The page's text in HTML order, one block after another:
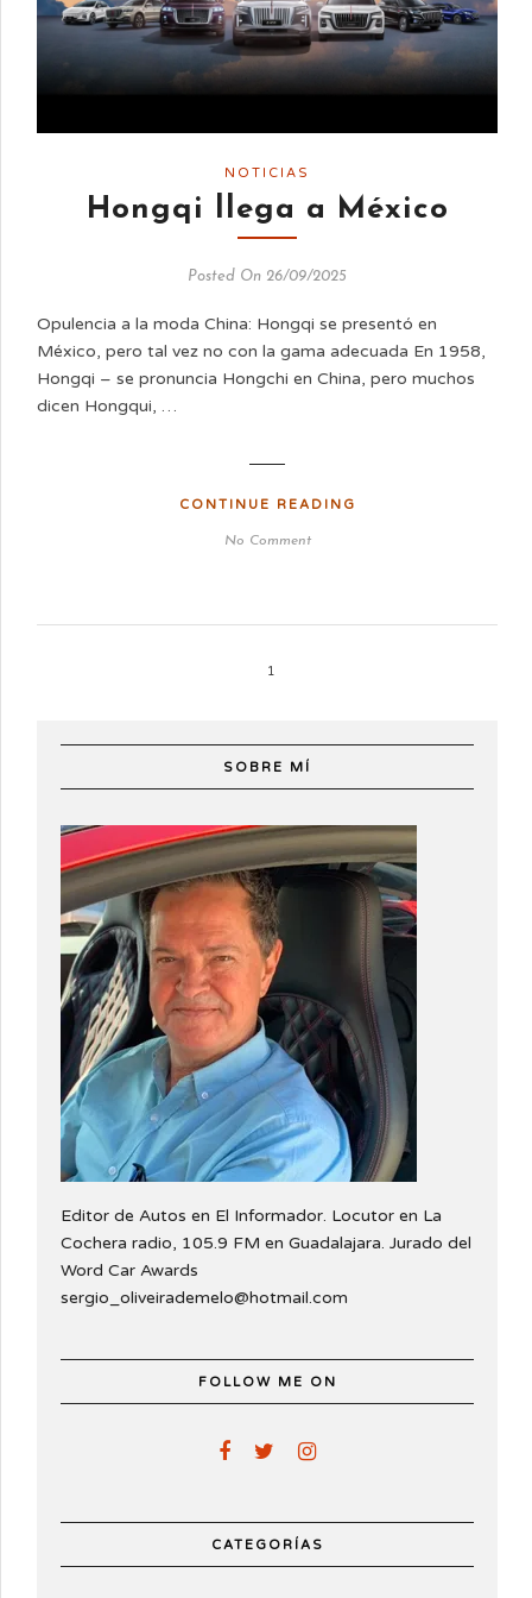
NOTICIAS
Hongqi llega a México
Posted On 26/09/2025
Opulencia a la moda China: Hongqi se presentó en
México, pero tal vez no con la gama adecuada En 1958,
Hongqi – se pronuncia Hongchi en China, pero muchos
dicen Hongqui, …
CONTINUE READING
No Comment
1
SOBRE MÍ
Editor de Autos en El Informador. Locutor en La
Cochera radio, 105.9 FM en Guadalajara. Jurado del
Word Car Awards
sergio_oliveirademelo@hotmail.com
FOLLOW ME ON
CATEGORÍAS